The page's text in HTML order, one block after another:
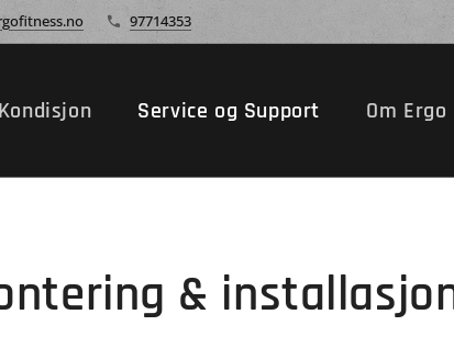
97714353
Kondisjon Service og Support Om
&